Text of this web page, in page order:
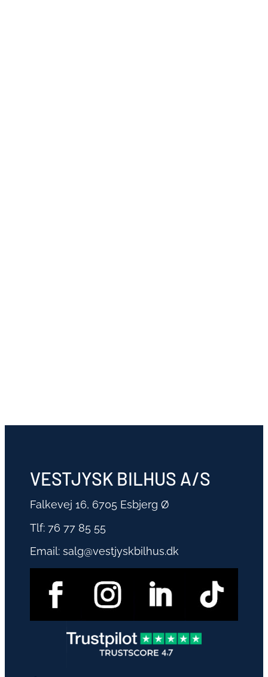
VESTJYSK BILHUS A/S
Falkevej 16, 6705 Esbjerg Ø
Tlf: 76 77 85 55
Email: salg@vestjyskbilhus.dk